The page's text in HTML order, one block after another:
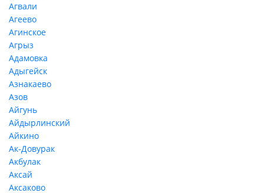
Агвали
Агеево
Агинское
Агрыз
Адамовка
Адыгейск
Азнакаево
Азов
Айгунь
Айдырлинский
Айкино
Ак-Довурак
Акбулак
Аксай
Аксаково